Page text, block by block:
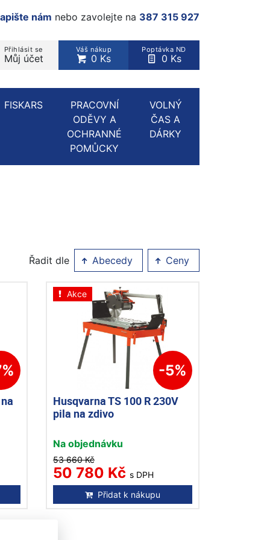
nám nebo zavolejte na 387 315 927
Přihlásit se
Můj účet
Váš nákup
0 Ks
Poptávka ND
0 Ks
kategorie...
FISKARS
PRACOVNÍ
ODĚVY A
OCHRANNÉ
POMŮCKY
VOLNÝ
ČAS A
DÁRKY
Řadit dle Abecedy Ceny
Akce
-5%
Husqvarna TS 100 R 230V
pila na zdivo
Na objednávku
53 660 Kč
50 780 Kč s DPH
Přidat k nákupu